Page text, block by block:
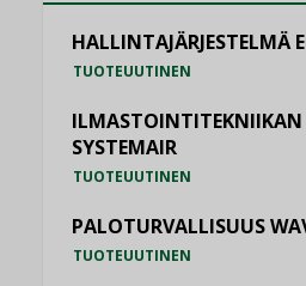
HALLINTAJÄRJESTELMÄ
TUOTEUUTINEN
ILMASTOINTITEKNIIKAN
SYSTEMAIR
TUOTEUUTINEN
PALOTURVALLISUUS
TUOTEUUTINEN